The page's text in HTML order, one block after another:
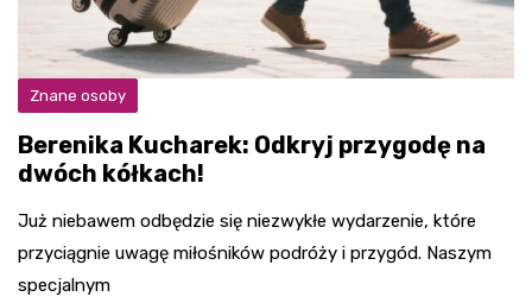
Znane osoby
Berenika Kucharek: Odkryj przygodę na
dwóch kółkach!
Już niebawem odbędzie się niezwykłe wydarzenie, które
przyciągnie uwagę miłośników podróży i przygód. Naszym
specjalnym